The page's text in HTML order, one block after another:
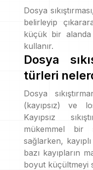
Dosya
belirleyip
küçük bir
kullanır.
Dosya
türleri
Dosya
(kayıpsız) ve
Kayıpsız
mükemmel bir
sağlarken,
bazı kayıpların
boyut küçültmeyi